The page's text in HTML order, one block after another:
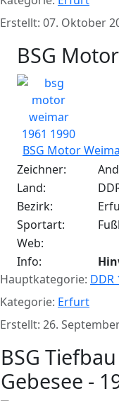
Erstellt: 07. Oktober
BSG
BSG Motor
Zeichner:
Land:
Bezirk:
Sportart:
Web:
Info:
Hauptkategorie: DDR
Kategorie: Erfurt
Erstellt: 26.
BSG
Gebesee -